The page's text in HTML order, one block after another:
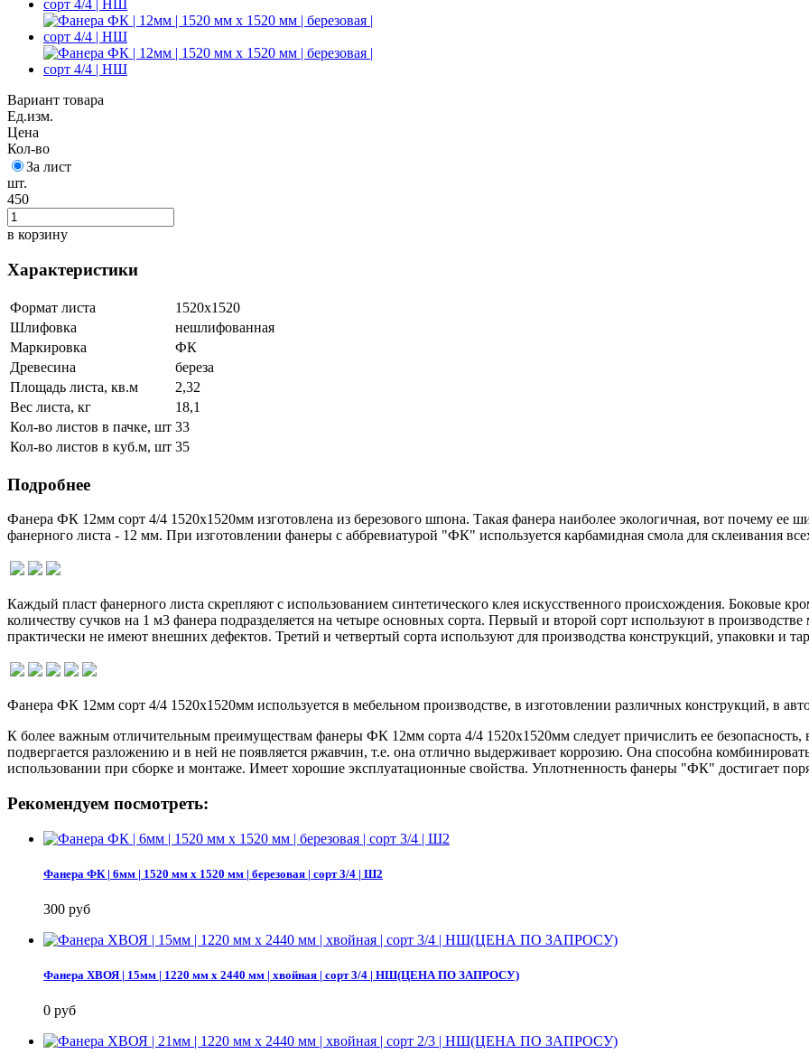
Вариант товара
Ед.изм.
Цена
Кол-во
За лист
шт.
450
в корзину
Характеристики
Формат листа
1520х1520
Шлифовка
нешлифованная
Маркировка
ФК
Древесина
береза
Площадь листа, кв.м
2,32
Вес листа, кг
18,1
Кол-во листов в пачке, шт 33
Кол-во листов в куб.м, шт 35
Подробнее
Фанера ФК 12мм сорт 4/4 1520х1520мм изготовлена из березового шпона. Такая фанера наиболее экологичная, вот почему ее
фанерного листа - 12 мм. При изготовлении фанеры с аббревиатурой "ФК" используется карбамидная смола для склеивания
Каждый пласт фанерного листа скрепляют с использованием синтетического клея искусственного происхождения. Боковые
количеству сучков на 1 м3 фанера подразделяется на четыре основных сорта. Первый и второй сорт используют в
практически не имеют внешних дефектов. Третий и четвертый сорта используют для производства конструкций, упаковки и
Фанера ФК 12мм сорт 4/4 1520х1520мм используется в мебельном производстве, в изготовлении различных конструкций, в
К более важным отличительным преимуществам фанеры ФК 12мм сорта 4/4 1520х1520мм следует причислить ее безопасность,
подвергается разложению и в ней не появляется ржавчин, т.е. она отлично выдерживает коррозию. Она способна
использовании при сборке и монтаже. Имеет хорошие эксплуатационные свойства. Уплотненность фанеры "ФК" достигает
Рекомендуем посмотреть:
Фанера ФК | 6мм | 1520 мм х 1520 мм | березовая | сорт 3/4 | Ш2
300 руб
Фанера ХВОЯ | 15мм | 1220 мм х 2440 мм | хвойная | сорт 3/4 | НШ(ЦЕНА ПО ЗАПРОСУ)
0 руб